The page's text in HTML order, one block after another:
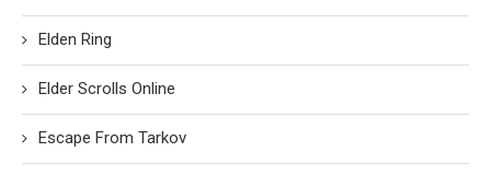
Elden Ring
Elder Scrolls Online
Escape From Tarkov